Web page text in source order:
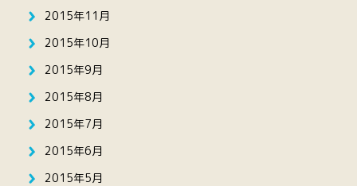
2015年11月
2015年10月
2015年9月
2015年8月
2015年7月
2015年6月
2015年5月